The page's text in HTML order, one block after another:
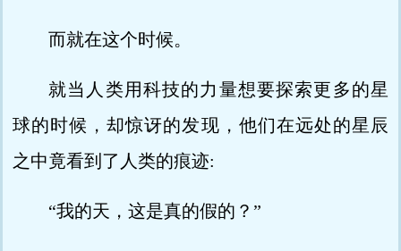
而就在这个时候。
就当人类用科技的力量想要探索更多的星
球的时候，却惊讶的发现，他们在远处的星辰
之中竟看到了人类的痕迹:
“我的天，这是真的假的？”